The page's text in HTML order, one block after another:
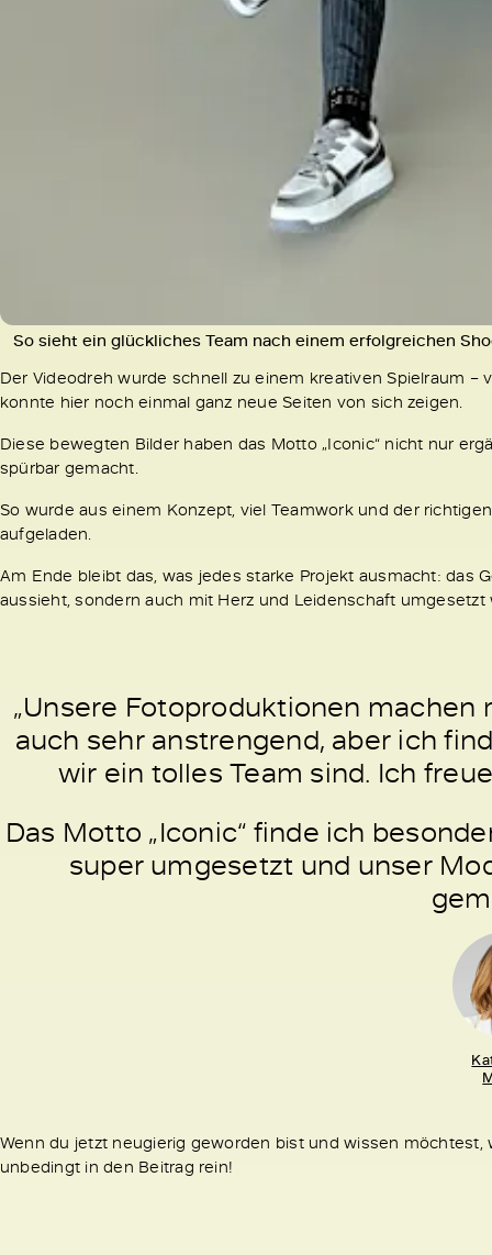
So sieht ein glückliches Team nach einem erfolgreichen
Der Videodreh wurde schnell zu einem kreativen Spielraum
konnte hier noch einmal ganz neue Seiten von sich zeigen.
Diese bewegten Bilder haben das Motto „Iconic“ nicht nur
spürbar gemacht.
So wurde aus einem Konzept, viel Teamwork und der
aufgeladen.
Am Ende bleibt das, was jedes starke Projekt ausmacht: das
aussieht, sondern auch mit Herz und Leidenschaft
„Unsere Fotoproduktionen
auch sehr anstrengend, aber ich
wir ein tolles Team sind. Ich
Das Motto „Iconic“ finde ich
super umgesetzt und unser
Wenn du jetzt neugierig geworden bist und wissen
unbedingt in den Beitrag rein!